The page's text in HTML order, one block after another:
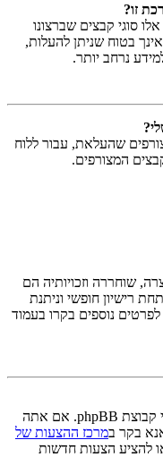
זו?
סוגי קבצים שברצונו
בטוח שניתן להעלות,
נרחב יותר.
שהעלאת, עבור ללוח
המצורפים.
שוחררה וזכויותיה הם
רישיון חופשי וניתנת
המערכת נכתבה וקיבלה רישיון על ידי קבוצת phpBB. אם אתה
בקר במרכז ההצעות של
להציע הצעות חדשות